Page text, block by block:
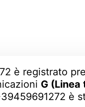
è registrato
G
è